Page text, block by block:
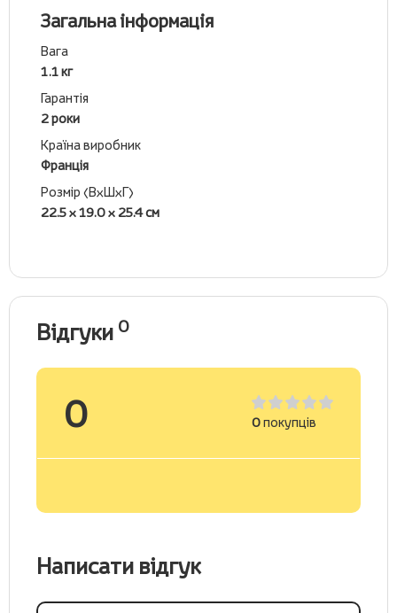
Загальна інформація
Вага
1.1 кг
Гарантія
2 роки
Країна виробник
Франція
Розмір (ВхШхГ)
22.5 x 19.0 x 25.4 см
Відгуки 0
0 0покупців
Написати відгук